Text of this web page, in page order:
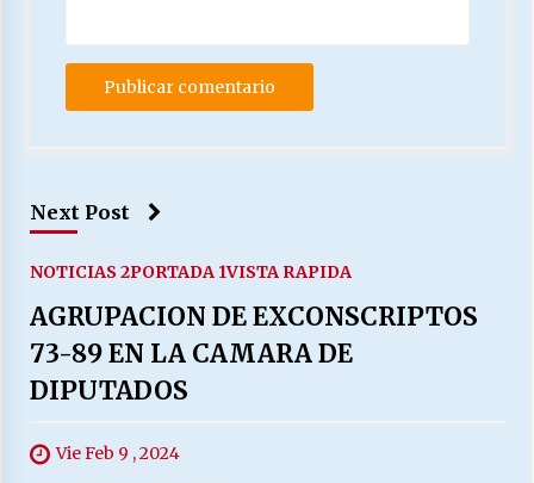
Next Post
NOTICIAS 2PORTADA 1VISTA RAPIDA
AGRUPACION DE EXCONSCRIPTOS
73-89 EN LA CAMARA DE
DIPUTADOS
Vie Feb 9 , 2024